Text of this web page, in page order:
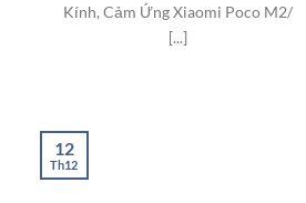
Kính, Cảm Ứng Xiaomi Poco M2/
[...]
12
Th12